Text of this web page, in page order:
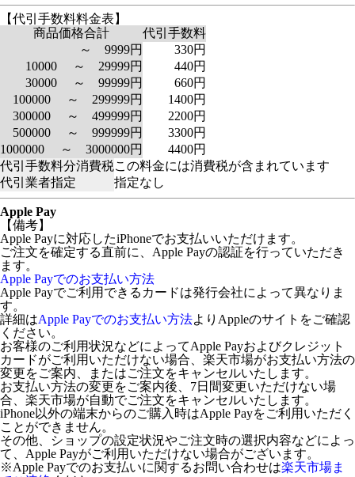
【代引手数料料金表】
商品価格合計
代引手数料
～ 9999円
330円
10000 ～ 29999円
440円
30000 ～ 99999円
660円
100000 ～ 299999円
1400円
300000 ～ 499999円
2200円
500000 ～ 999999円
3300円
1000000 ～ 3000000円
4400円
代引手数料分消費税この料金には消費税が含まれています
代引業者指定
指定なし
Apple Pay
【備考】
Apple Payに対応したiPhoneでお支払いいただけます。
ご注文を確定する直前に、Apple Payの認証を行っていただき
ます。
Apple Payでのお支払い方法
Apple Payでご利用できるカードは発行会社によって異なりま
す。
詳細はApple Payでのお支払い方法よりAppleのサイトをご確認
ください。
お客様のご利用状況などによってApple Payおよびクレジット
カードがご利用いただけない場合、楽天市場がお支払い方法の
変更をご案内、またはご注文をキャンセルいたします。
お支払い方法の変更をご案内後、7日間変更いただけない場
合、楽天市場が自動でご注文をキャンセルいたします。
iPhone以外の端末からのご購入時はApple Payをご利用いただく
ことができません。
その他、ショップの設定状況やご注文時の選択内容などによっ
て、Apple Payがご利用いただけない場合がございます。
※Apple Payでのお支払いに関するお問い合わせは楽天市場ま